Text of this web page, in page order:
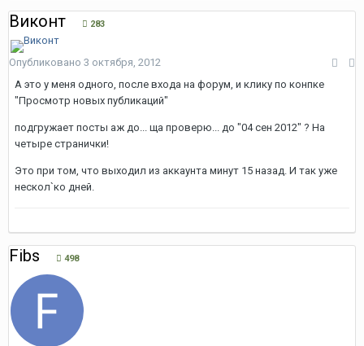
Виконт 283
Опубликовано 3 октября, 2012
А это у меня одного, после входа на форум, и клику по конпке
"Просмотр новых публикаций"
подгружает посты аж до... ща проверю... до "04 сен 2012" ? На
четыре странички!
Это при том, что выходил из аккаунта минут 15 назад. И так уже
нескол`ко дней.
Fibs 498